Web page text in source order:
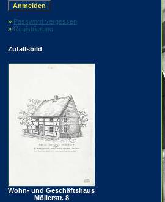
» Password vergessen
» Registrierung
Zufallsbild
Wohn- und Geschäftshaus
Möllerstr. 8